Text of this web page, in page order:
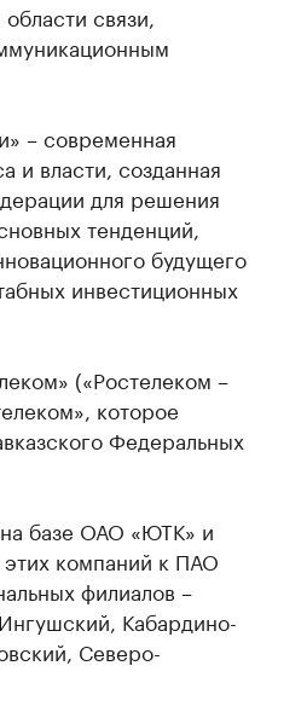
связи,
– современная
и власти, созданная
для решения
тенденций,
будущего
инвестиционных
(«Ростелеком –
которое
Федеральных
базе ОАО «ЮТК» и
компаний к ПАО
филиалов –
Кабардино-
Северо-